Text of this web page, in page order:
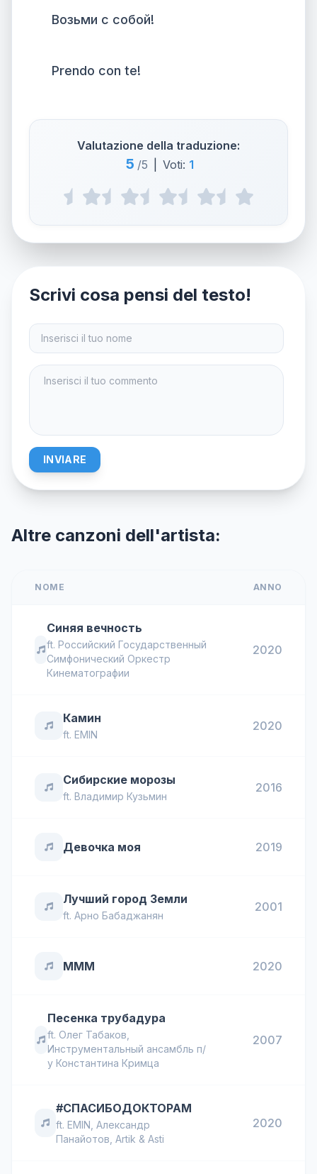
Возьми с собой!
Prendo con te!
Valutazione della traduzione:
5 /5 Voti: 1
Scrivi cosa pensi del testo!
INVIARE
Altre canzoni dell'artista:
NOME ANNO
Синяя вечность
ft.Российский Государственный
Симфонический Оркестр
Кинематографии
2020
Камин
ft. EMIN
2020
Сибирские морозы
ft. Владимир Кузьмин
2016
Девочка моя 2019
Лучший город Земли
ft. Арно Бабаджанян
2001
МММ 2020
Песенка трубадура
ft. Олег Табаков
Инструментальный ансамбль п/
у Константина Кримца
2007
#СПАСИБОДОКТОРАМ
ft. EMIN Александр
Панайотов Artik & Asti
2020